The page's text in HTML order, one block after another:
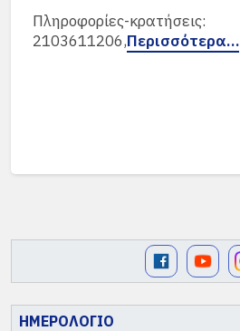
ΗΜΕΡΟΛΟΓΙΟ
Πληροφορίες-κρατήσεις:
2103611206,Περισσότερα…